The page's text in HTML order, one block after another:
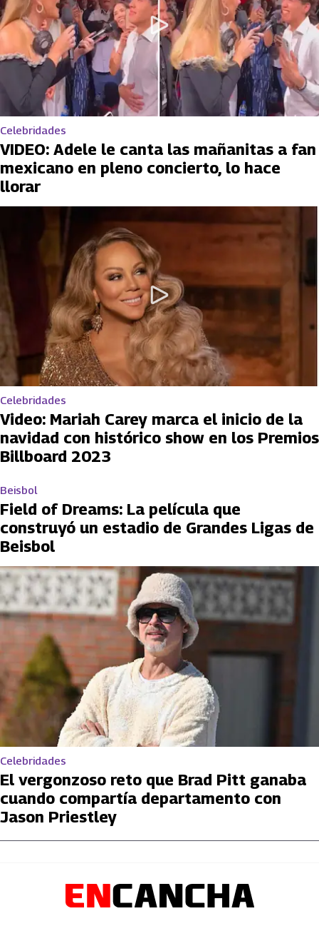
Celebridades
VIDEO: Adele le canta las mañanitas a fan
mexicano en pleno concierto, lo hace
llorar
Celebridades
Video: Mariah Carey marca el inicio de la
navidad con histórico show en los Premios
Billboard 2023
Beisbol
Field of Dreams: La película que
construyó un estadio de Grandes Ligas de
Beisbol
Celebridades
El vergonzoso reto que Brad Pitt ganaba
cuando compartía departamento con
Jason Priestley